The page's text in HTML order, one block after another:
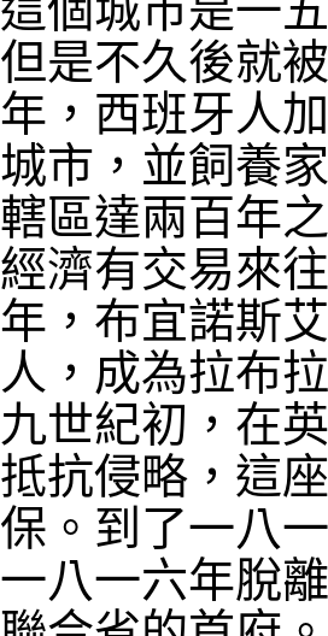
但是不久後就
年，西班牙人
城市，並飼養
轄區達兩百年
經濟有交易來
年，布宜諾斯
人，成為拉布
九世紀初，在
抵抗侵略，這
保。到了一八
一八一六年脫